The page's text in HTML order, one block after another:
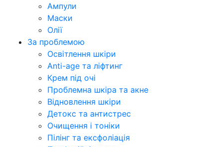
Ампули
Маски
Олії
За проблемою
Освітлення шкіри
Anti-age та ліфтинг
Крем під очі
Проблемна шкіра та акне
Відновлення шкіри
Детокс та антистрес
Очищення і тоніки
Пілінг та ексфоліація